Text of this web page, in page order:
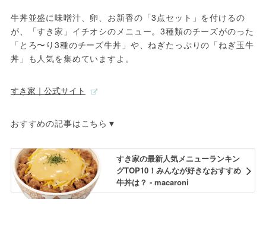
牛丼並盛に味噌汁、卵、お新香の「3点セット」を付けるの
が、「すき家」イチオシのメニュー。3種類のチーズがのった
「とろ〜り3種のチーズ牛丼」や、ねぎたっぷりの「ねぎ玉牛
丼」も人気を集めていますよ。
すき家｜公式サイト
おすすめの記事はこちら▼
すき家の最新人気メニューランキン
グTOP10！みんなが好きなおすすめ
牛丼は？ - macaroni